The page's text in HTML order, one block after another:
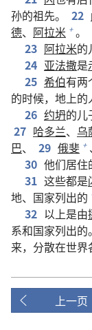
孙的祖先。
22
德、 阿拉米 + 。
23 阿拉米的
24 亚法撒是
25 希伯有两
的时候，地上的
26 约坍的儿
27 哈多兰、 乌
巴、 29 俄斐 + 、
30 他们居住
31 这些都是
地、国家列出的
32 以上是由
系和国家列出
来，分散在世界
上一页